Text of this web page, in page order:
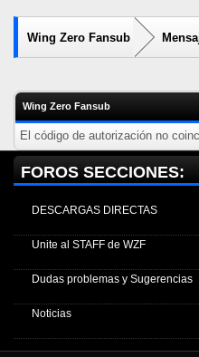
Wing Zero Fansub
Wing Zero Fansub
El código de autorización no
FOROS SECCIONES:
DESCARGAS DIRECTAS
Unite al STAFF de WZF
Dudas problemas y Sugerencias
Noticias